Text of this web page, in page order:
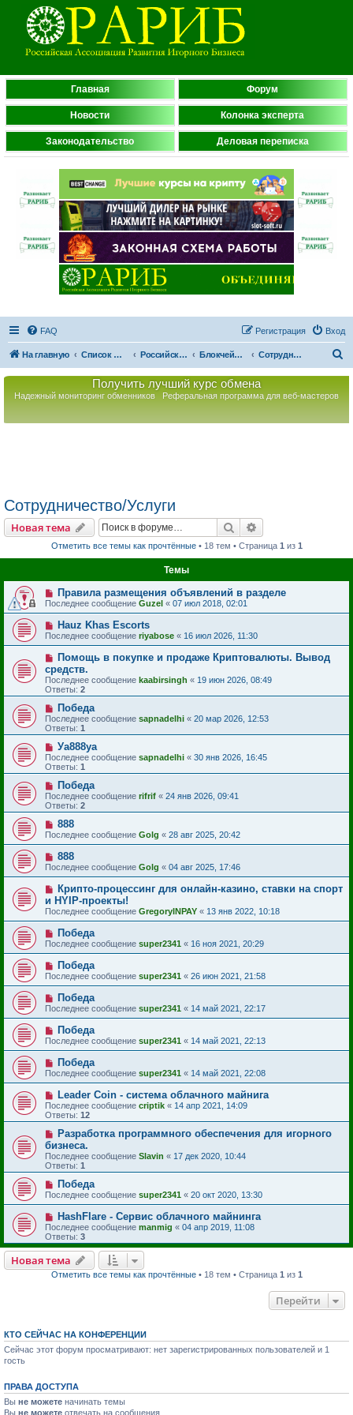
Главная Форум
Новости Колонка эксперта
Законодательство Деловая переписка
FAQ Вход
Регистрация
На главную Список форумов Российская Ассоциация Развития Игорного Бизнеса Блокчейн. Децентрализованное хранение данных Сотрудничество/Услуги
Получить лучший курс обмена
Надежный мониторинг обменников Реферальная программа для веб-мастеров
Сотрудничество/Услуги
Новая тема Поиск
Отметить все темы как прочтённые• 18 тем • Страница 1 из 1
Темы
Правила размещения объявлений в разделе
Последнее сообщение Guzel « 07 июл 2018, 02:01
Hauz Khas Escorts
Последнее сообщение riyabose « 16 июл 2026, 11:30
Помощь в покупке и продаже Криптовалюты. Вывод
средств.
Последнее сообщение kaabirsingh « 19 июн 2026, 08:49
Ответы: 2
Победа
Последнее сообщение sapnadelhi « 20 мар 2026, 12:53
Ответы: 1
Уа888уа
Последнее сообщение sapnadelhi « 30 янв 2026, 16:45
Ответы: 1
Победа
Последнее сообщение rifrif « 24 янв 2026, 09:41
Ответы: 2
888
Последнее сообщение Golg « 28 авг 2025, 20:42
888
Последнее сообщение Golg « 04 авг 2025, 17:46
Крипто-процессинг для онлайн-казино, ставки на спорт
и HYIP-проекты!
Последнее сообщение GregoryINPAY « 13 янв 2022, 10:18
Победа
Последнее сообщение super2341 « 16 ноя 2021, 20:29
Победа
Последнее сообщение super2341 « 26 июн 2021, 21:58
Победа
Последнее сообщение super2341 « 14 май 2021, 22:17
Победа
Последнее сообщение super2341 « 14 май 2021, 22:13
Победа
Последнее сообщение super2341 « 14 май 2021, 22:08
Leader Coin - система облачного майнига
Последнее сообщение criptik « 14 апр 2021, 14:09
Ответы: 12
Разработка программного обеспечения для игорного
бизнеса.
Последнее сообщение Slavin « 17 дек 2020, 10:44
Ответы: 1
Победа
Последнее сообщение super2341 « 20 окт 2020, 13:30
HashFlare - Сервис облачного майнинга
Последнее сообщение manmig « 04 апр 2019, 11:08
Ответы: 3
Новая тема
Отметить все темы как прочтённые• 18 тем • Страница 1 из 1
Перейти
КТО СЕЙЧАС НА КОНФЕРЕНЦИИ
Сейчас этот форум просматривают: нет зарегистрированных пользователей и 1
гость
ПРАВА ДОСТУПА
Вы не можете начинать темы
Вы не можете отвечать на сообщения